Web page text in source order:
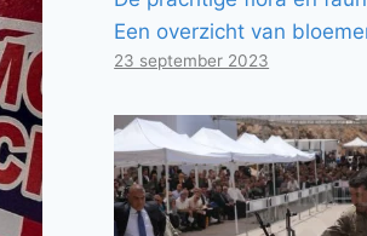
Een overzicht van
23 september 2023